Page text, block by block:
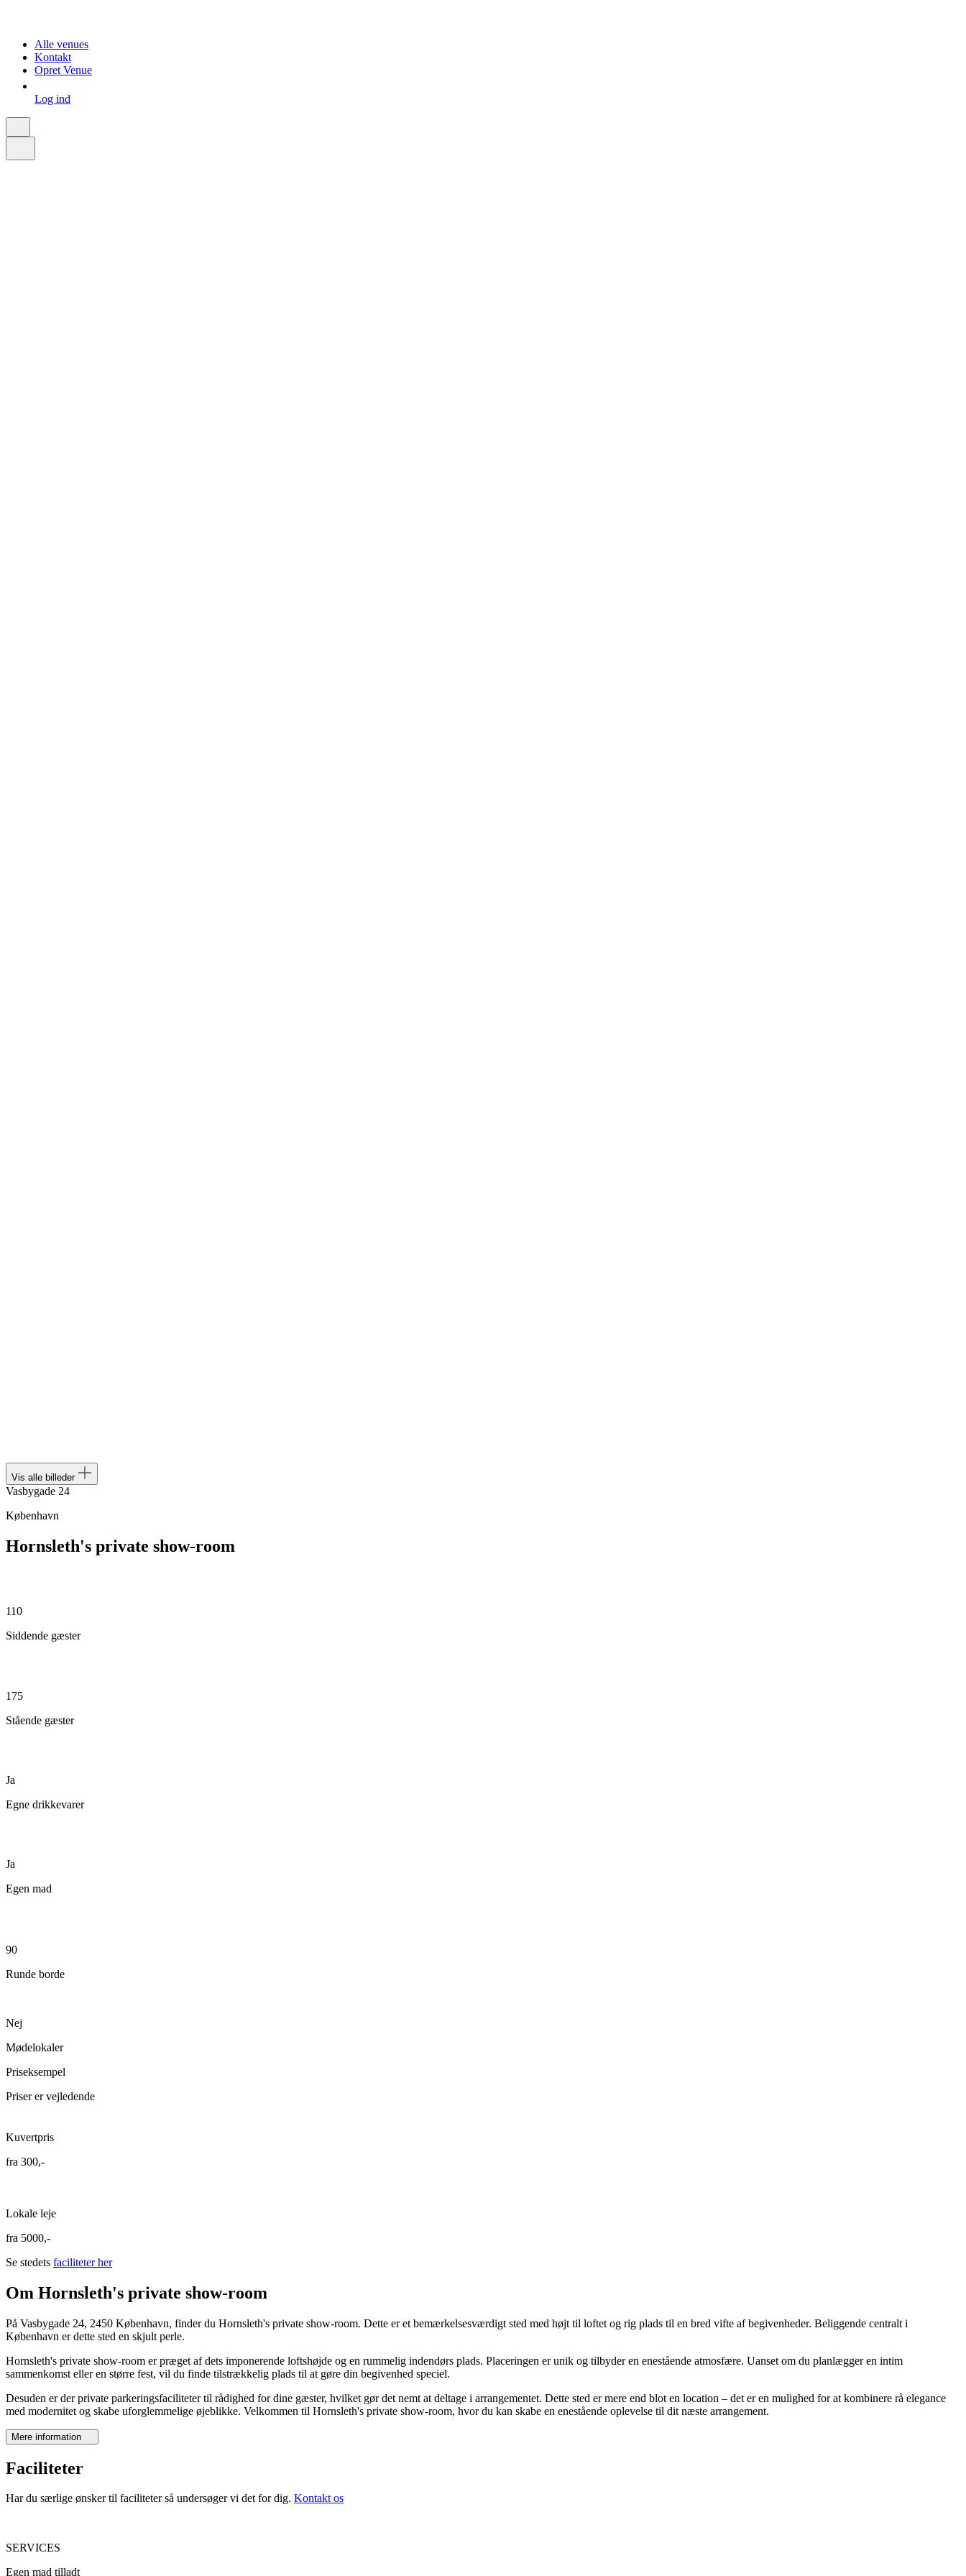
Alle venues
Kontakt
Opret Venue
Log ind
Vis alle billeder
Vasbygade 24
København
Hornsleth's private show-room
110
Siddende gæster
175
Stående gæster
Ja
Egne drikkevarer
Ja
Egen mad
90
Runde borde
Nej
Mødelokaler
Priseksempel
Priser er vejledende
Kuvertpris
fra 300,-
Lokale leje
fra 5000,-
Se stedets faciliteter her
Om Hornsleth's private show-room
På Vasbygade 24, 2450 København, finder du Hornsleth's private show-room. Dette er et bemærkelsesværdigt sted med højt til loftet og rig plads til en bred vifte af begivenheder. Beliggende centralt i
København er dette sted en skjult perle.
Hornsleth's private show-room er præget af dets imponerende loftshøjde og en rummelig indendørs plads. Placeringen er unik og tilbyder en enestående atmosfære. Uanset om du planlægger en intim
sammenkomst eller en større fest, vil du finde tilstrækkelig plads til at gøre din begivenhed speciel.
Desuden er der private parkeringsfaciliteter til rådighed for dine gæster, hvilket gør det nemt at deltage i arrangementet. Dette sted er mere end blot en location – det er en mulighed for at kombinere rå elegance
med modernitet og skabe uforglemmelige øjeblikke. Velkommen til Hornsleth's private show-room, hvor du kan skabe en enestående oplevelse til dit næste arrangement.
Mere information
Faciliteter
Har du særlige ønsker til faciliteter så undersøger vi det for dig. Kontakt os
SERVICES
Egen mad tilladt